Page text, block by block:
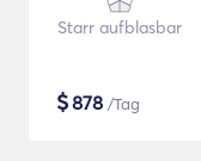
Starr aufblasbar
$878 /Tag